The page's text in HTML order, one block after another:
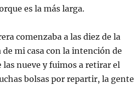
es la más larga.
comenzaba a las diez de la
de mi casa con la intención de
nueve y fuimos a retirar el
bolsas por repartir, la gente